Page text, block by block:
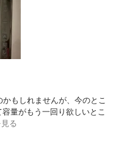
もしれませんが、今のとこ
量がもう一回り欲しいとこ
る